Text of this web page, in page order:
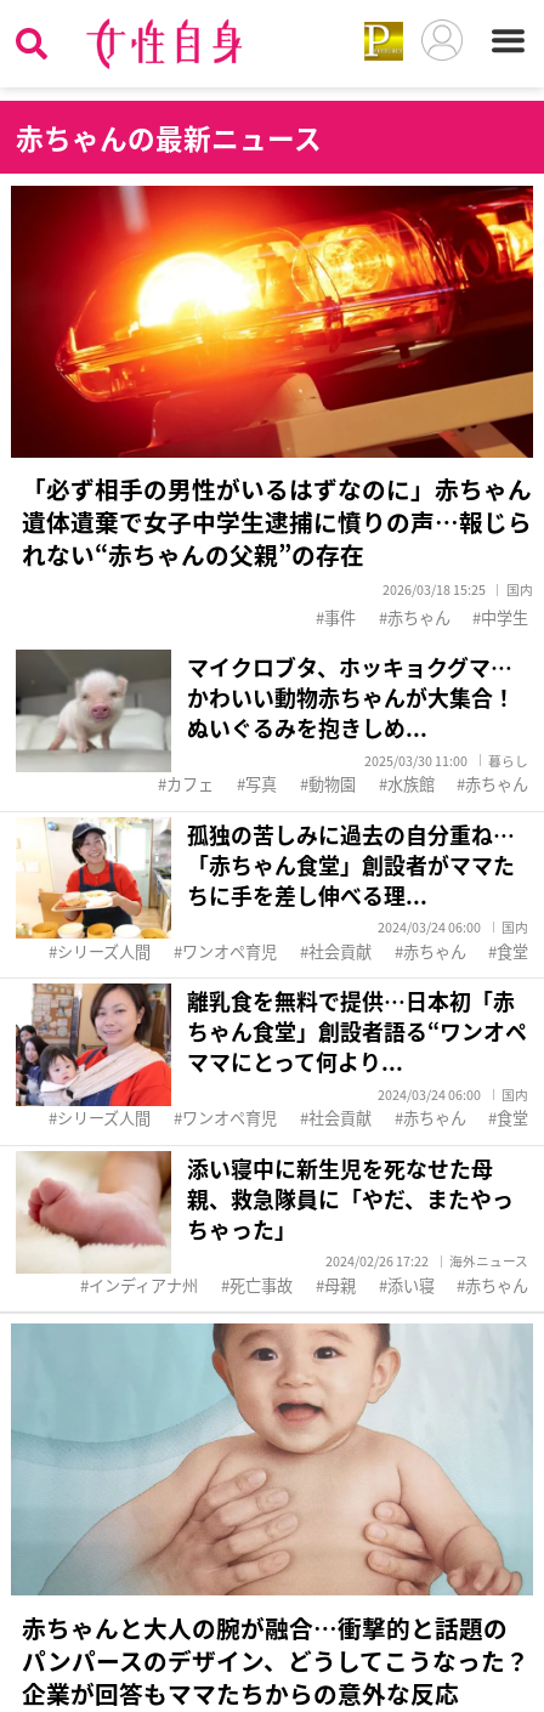
赤ちゃんの最新ニュース
「必ず相手の男性がいるはずなのに」赤ちゃん
遺体遺棄で女子中学生逮捕に憤りの声…報じら
れない“赤ちゃんの父親”の存在
2026/03/18 15:25 国内
事件 赤ちゃん 中学生
マイクロブタ、ホッキョクグマ…
かわいい動物赤ちゃんが大集合！
ぬいぐるみを抱きしめ...
2025/03/30 11:00 暮らし
カフェ 写真 動物園 水族館 赤ちゃん
孤独の苦しみに過去の自分重ね…
「赤ちゃん食堂」創設者がママた
ちに手を差し伸べる理...
2024/03/24 06:00 国内
シリーズ人間 ワンオペ育児 社会貢献 赤ちゃん 食堂
離乳食を無料で提供…日本初「赤
ちゃん食堂」創設者語る“ワンオペ
ママにとって何より...
2024/03/24 06:00 国内
シリーズ人間 ワンオペ育児 社会貢献 赤ちゃん 食堂
添い寝中に新生児を死なせた母
親、救急隊員に「やだ、またやっ
ちゃった」
2024/02/26 17:22 海外ニュース
インディアナ州 死亡事故 母親 添い寝 赤ちゃん
赤ちゃんと大人の腕が融合…衝撃的と話題の
パンパースのデザイン、どうしてこうなった？
企業が回答もママたちからの意外な反応